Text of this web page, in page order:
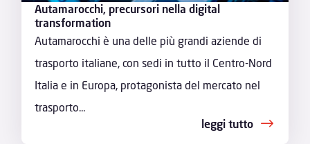
Autamarocchi, precursori nella digital
transformation
Autamarocchi è una delle più grandi aziende di
trasporto italiane, con sedi in tutto il Centro-Nord
Italia e in Europa, protagonista del mercato nel
trasporto...
leggi tutto